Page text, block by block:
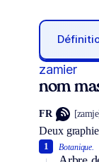
zamier
nom
FR
Deux
Botanique.
1